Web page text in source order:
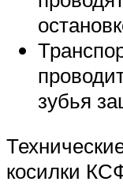
зубья
косилки